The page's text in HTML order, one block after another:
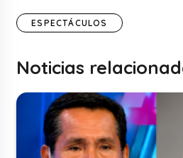
ESPECTÁCULOS
Noticias